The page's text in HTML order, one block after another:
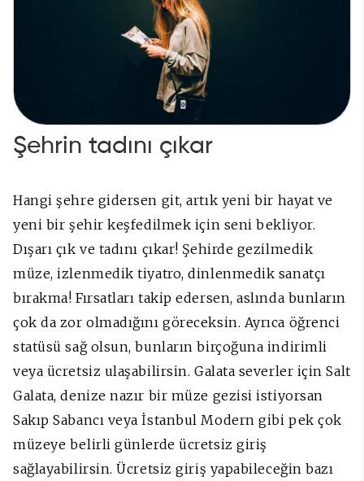
Şehrin tadını çıkar
Hangi şehre gidersen git, artık yeni bir hayat ve
yeni bir şehir keşfedilmek için seni bekliyor.
Dışarı çık ve tadını çıkar! Şehirde gezilmedik
müze, izlenmedik tiyatro, dinlenmedik sanatçı
bırakma! Fırsatları takip edersen, aslında bunların
çok da zor olmadığını göreceksin. Ayrıca öğrenci
statüsü sağ olsun, bunların birçoğuna indirimli
veya ücretsiz ulaşabilirsin. Galata severler için Salt
Galata, denize nazır bir müze gezisi istiyorsan
Sakıp Sabancı veya İstanbul Modern gibi pek çok
müzeye belirli günlerde ücretsiz giriş
sağlayabilirsin. Ücretsiz giriş yapabileceğin bazı